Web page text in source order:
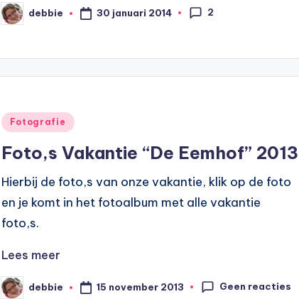
Geplaatst
door
debbie 30 januari 2014 2
Geplaatst
Fotografie
Foto,s Vakantie “De Eemhof” 2013
Hierbij de foto,s van onze vakantie, klik op de foto
en je komt in het fotoalbum met alle vakantie
foto,s.
Lees meer
Geplaatst
debbie 15 november 2013 Geen reacties